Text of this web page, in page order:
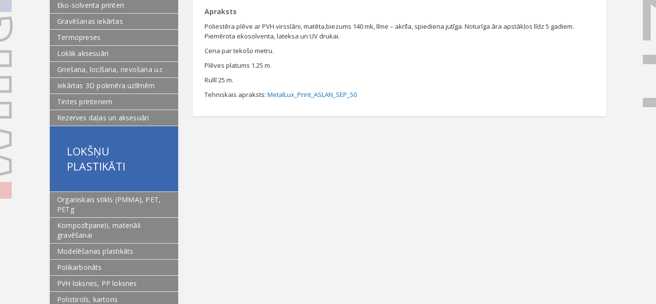
Eko-solventa printeri
Gravēšanas iekārtas
Termopreses
Loklik aksesuāri
Griešana, locīšana, rievošana u.c
Iekārtas 3D polimēra uzlīmēm
Tintes printeriem
Rezerves daļas un aksesuāri
LOKŠŅU
PLASTIKĀTI
Organiskais stikls (PMMA), PET,
PETg
Kompozītpaneļi, materiāli
gravēšanai
Modelēšanas plastikāts
Polikarbonāts
PVH loksnes, PP loksnes
Polistirols, kartons
Apraksts
Poliestēra plēve ar PVH virsslāni, matēta,biezums 140 mk, līme – akrīla, spiediena jutīga. Noturīga āra apstākļos līdz 5 gadiem.
Piemērota ekosolventa, lateksa un UV drukai.
Cena par tekošo metru.
Plēves platums 1.25 m.
Rullī 25 m.
Tehniskais apraksts: MetalLux_Print_ASLAN_SEP_50